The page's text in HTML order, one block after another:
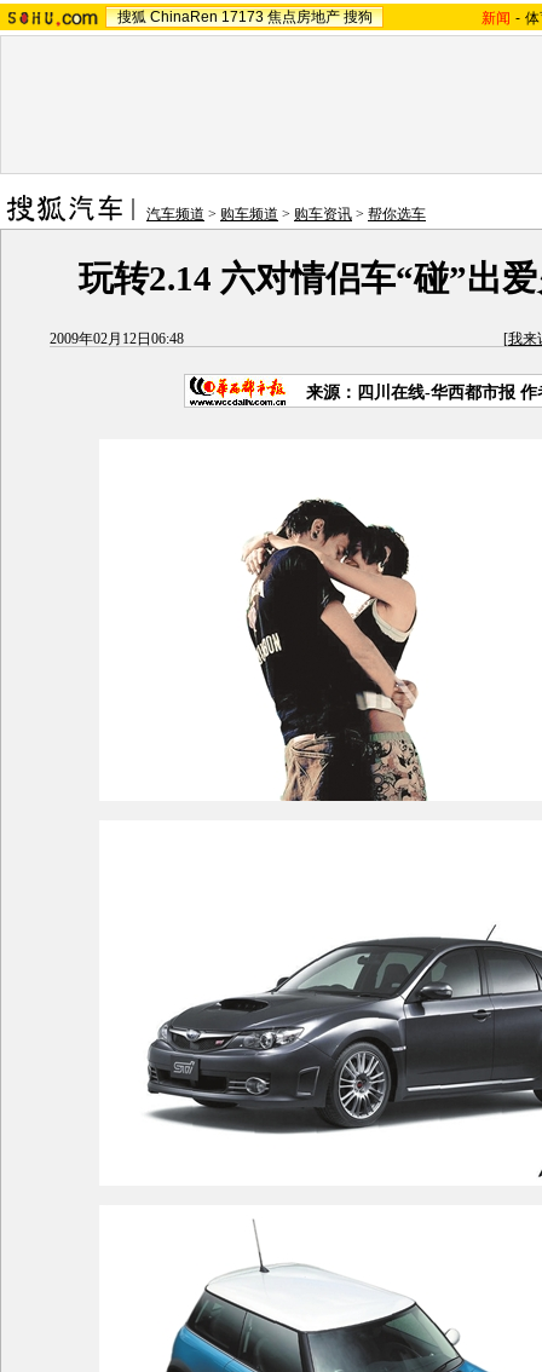
搜狐 ChinaRen 17173 焦点房地产 搜狗 新闻 -
汽车频道 > 购车频道 > 购车资讯 > 帮你选车
玩转2.14 六对情侣车“碰”出
2009年02月12日06:48 [我来
来源：四川在线-华西都市报 作